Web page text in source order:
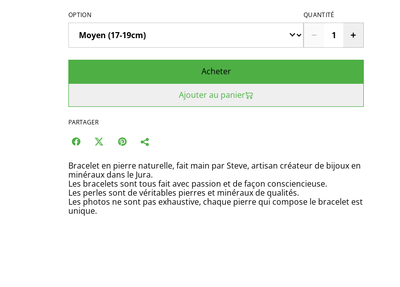
OPTION QUANTITÉ
Acheter
Ajouter au panier
PARTAGER
Bracelet en pierre naturelle, fait main par Steve, artisan créateur de bijoux en
minéraux dans le Jura.
Les bracelets sont tous fait avec passion et de façon consciencieuse.
Les perles sont de véritables pierres et minéraux de qualités.
Les photos ne sont pas exhaustive, chaque pierre qui compose le bracelet est
unique.